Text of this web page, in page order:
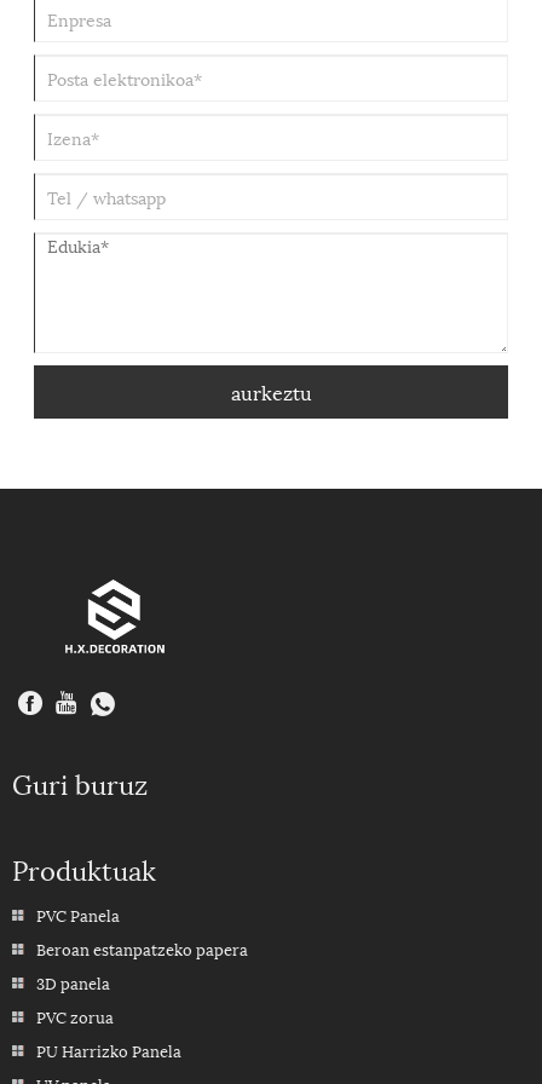
aurkeztu
Guri buruz
Produktuak
PVC Panela
Beroan estanpatzeko papera
3D panela
PVC zorua
PU Harrizko Panela